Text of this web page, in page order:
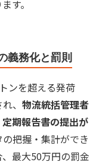
す。
義務化と罰則
ンを超える発荷
、 物流統括管理者
定期報告書の提出が
の把握・集計ができ
最大50万円の罰金